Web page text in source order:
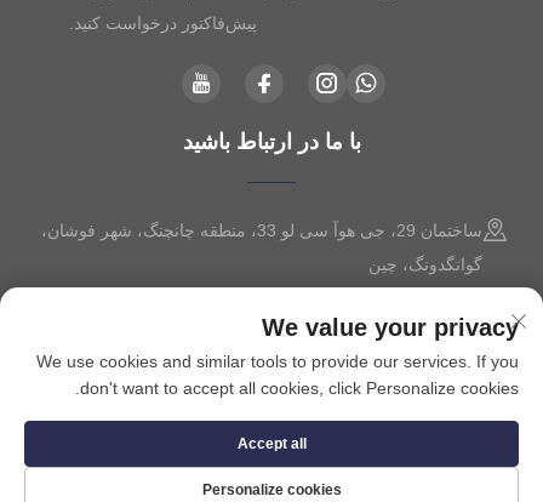
پیش‌فاکتور درخواست کنید.
با ما در ارتباط باشید
ساختمان 29، جی هوآ سی لو 33، منطقه چانچنگ، شهر فوشان،
گوانگدونگ، چین
+86-13630015425
[email protected]
حفظ حریم خصوصی
We value your privacy
We use cookies and similar tools to provide our services. If you
don't want to accept all cookies, click Personalize cookies.
Personalize cookies
Accept all